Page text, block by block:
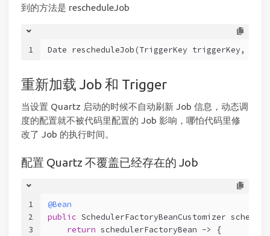
到的方法是 rescheduleJob
1 Date rescheduleJob (TriggerKey triggerKey,
重新加载 Job 和 Trigger
当设置 Quartz 启动的时候不自动刷新 Job 信息，动态调
度的配置就不被代码里配置的 Job 影响，哪怕代码里修
改了 Job 的执行时间。
配置 Quartz 不覆盖已经存在的 Job
1
2
3
@Bean
public SchedulerFactoryBeanCustomizer
return schedulerFactoryBean -> {